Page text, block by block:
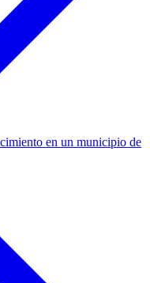
en un municipio de